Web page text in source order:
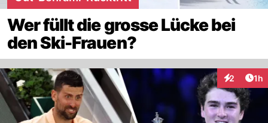
Wer füllt die grosse Lücke bei
den Ski-Frauen?
2 1h